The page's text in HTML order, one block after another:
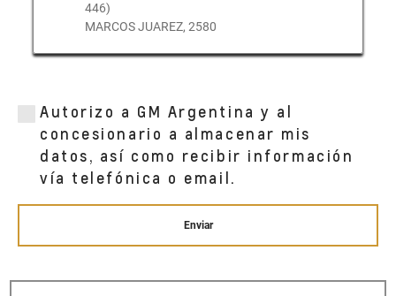
446)
MARCOS JUAREZ, 2580
Autorizo a GM Argentina y al
concesionario a almacenar mis
datos, así como recibir información
vía telefónica o email.
Enviar